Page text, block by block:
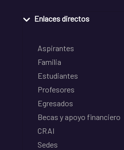
Enlaces directos
Aspirantes
Familia
Estudiantes
Profesores
Egresados
Becas y apoyo financiero
CRAI
Sedes